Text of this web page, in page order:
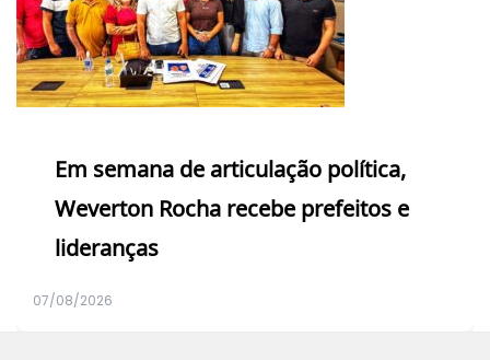
Em semana de articulação política,
Weverton Rocha recebe prefeitos e
lideranças
07/08/2026